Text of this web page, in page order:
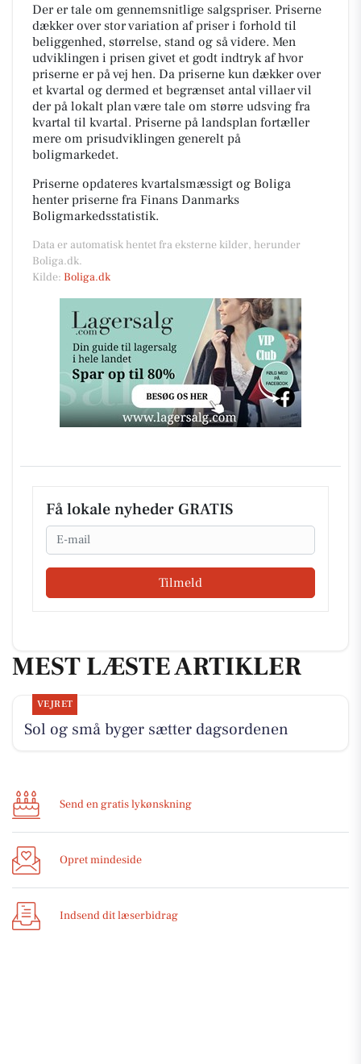
Der er tale om gennemsnitlige salgspriser. Priserne
dækker over stor variation af priser i forhold til
beliggenhed, størrelse, stand og så videre. Men
udviklingen i prisen givet et godt indtryk af hvor
priserne er på vej hen. Da priserne kun dækker over
et kvartal og dermed et begrænset antal villaer vil
der på lokalt plan være tale om større udsving fra
kvartal til kvartal. Priserne på landsplan fortæller
mere om prisudviklingen generelt på
boligmarkedet.
Priserne opdateres kvartalsmæssigt og Boliga
henter priserne fra Finans Danmarks
Boligmarkedsstatistik.
Data er automatisk hentet fra eksterne kilder, herunder
Boliga.dk.
Kilde: Boliga.dk
Få lokale nyheder GRATIS
Email
Tilmeld
MEST LÆSTE ARTIKLER
VEJRET
Sol og små byger sætter dagsordenen
Send en gratis lykønskning
Opret mindeside
Indsend dit læserbidrag